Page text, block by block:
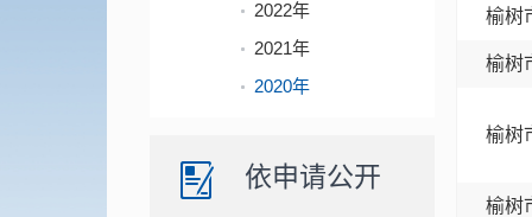
2022年
2021年
2020年
依申请公开
榆树
榆树
榆树
榆树